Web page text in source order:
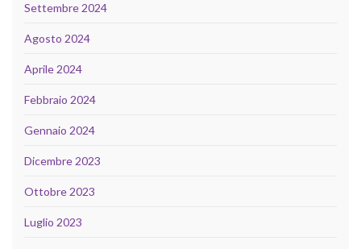
Settembre 2024
Agosto 2024
Aprile 2024
Febbraio 2024
Gennaio 2024
Dicembre 2023
Ottobre 2023
Luglio 2023